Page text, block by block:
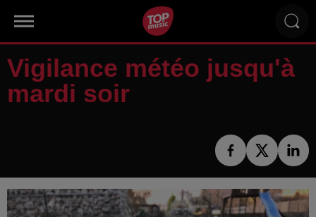
Vigilance météo jusqu'à
mardi soir